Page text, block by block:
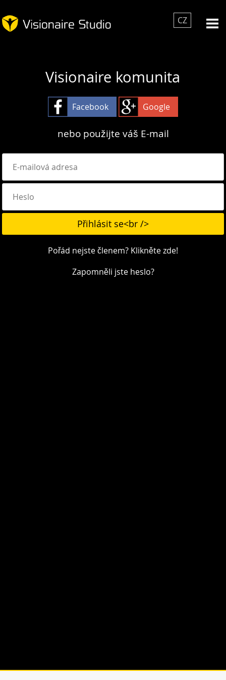
CZ
Visionaire komunita
Facebook Google
nebo použijte váš E-mail
Pořád nejste členem? Klikněte zde!
Zapomněli jste heslo?